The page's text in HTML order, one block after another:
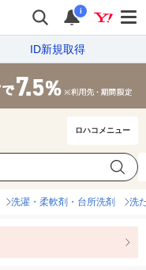
i
ID新規取得
ロハコメニュー
洗濯・柔軟剤・台所洗剤 洗